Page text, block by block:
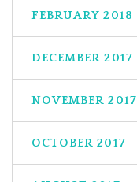
FEBRUARY 2018
DECEMBER 2017
NOVEMBER 2017
OCTOBER 2017